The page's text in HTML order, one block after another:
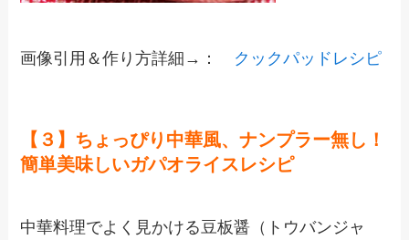
画像引用＆作り方詳細→： クックパッドレシピ
【３】ちょっぴり中華風、ナンプラー無し！
簡単美味しいガパオライスレシピ
中華料理でよく見かける豆板醤（トウバンジャ